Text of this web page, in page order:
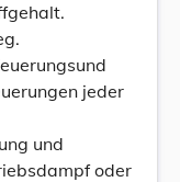
jeder
und
oder